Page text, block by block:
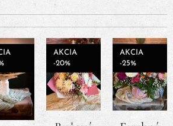
AKCIA
-20%
AKCIA
-25%